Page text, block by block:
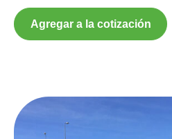
Agregar a la cotización